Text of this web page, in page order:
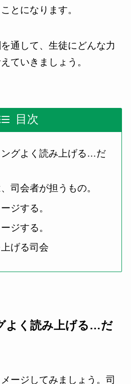
とになります。
通して、生徒にどんな力
ていきましょう。
目次
グよく読み上げる…だ
司会者が担うもの。
ジする。
ジする。
げる司会
よく読み上げる…だ
ージしてみましょう。司